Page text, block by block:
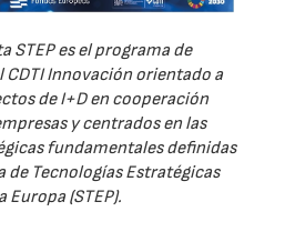
STEP es el programa de
CDTI Innovación orientado a
de I+D en cooperación
y centrados en las
fundamentales definidas
de Tecnologías Estratégicas
Europa (STEP).